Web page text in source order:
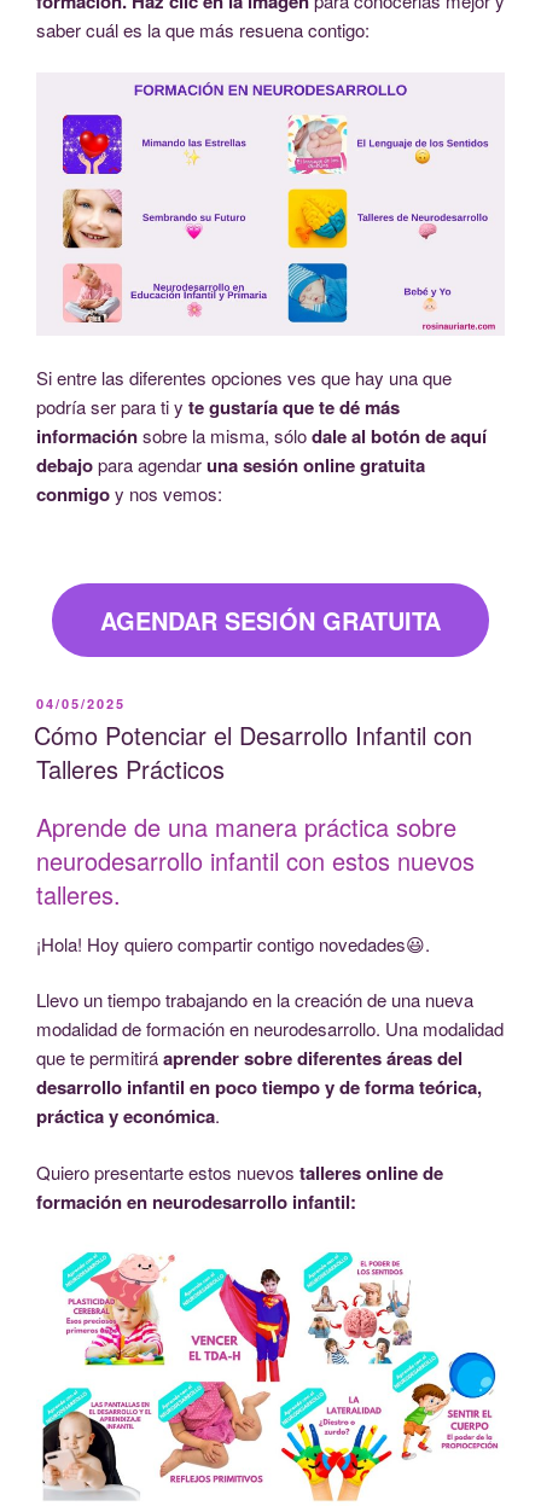
saber cuál es la que más resuena contigo:
Si entre las diferentes opciones ves que hay una que
podría ser para ti y te gustaría que te dé más
informaciónsobre la misma, sólodale al botón de aquí
debajopara agendaruna sesión online gratuita
conmigoy nos vemos:
AGENDAR SESIÓN GRATUITA
PUBLICADO
EL
04/05/2025
Cómo Potenciar el Desarrollo Infantil con
Talleres Prácticos
Aprende de una manera práctica sobre
neurodesarrollo infantil con estos nuevos
talleres.
¡Hola! Hoy quiero compartir contigo novedades😃.
Llevo un tiempo trabajando en la creación de una nueva
modalidad de formación en neurodesarrollo. Una modalidad
que te permitiráaprender sobre diferentes áreas del
desarrollo infantil en poco tiempo y de forma teórica,
práctica y económica.
Quiero presentarte estos nuevos talleres online de
formación en neurodesarrollo infantil: